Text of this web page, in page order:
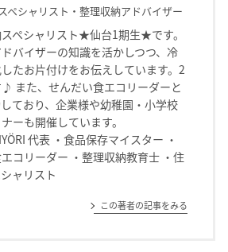
ペシャリスト・整理収納アドバイザー
ペシャリスト★仙台1期生★です。
バイザーの知識を活かしつつ、冷
たお片付けをお伝えしています。2
また、せんだい食エコリーダーと
ており、企業様や幼稚園・小学校
ーも開催しています。
代表 ・食品保存マイスター ・
コリーダー ・整理収納教育士 ・住
ャリスト
この著者の記事をみる